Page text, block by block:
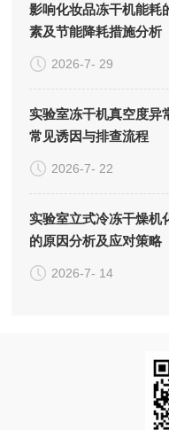
影响化妆品冻干机能耗
素及节能降耗措施分析
2026-7- 29
实验室冻干机真空度异
常见诱因与排查流程
2026-7- 22
实验室立式冷冻干燥机
的原因分析及应对策略
2026-7- 14